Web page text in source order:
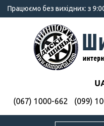
Працюємо без вихідних: з
(067) 1000-662 (099)